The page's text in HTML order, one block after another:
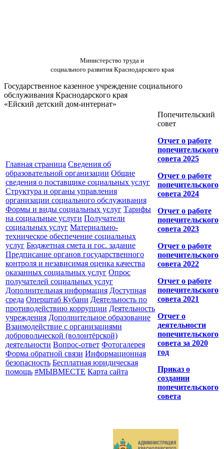
Министерство труда и
социального развития Краснодарского края
Государственное казенное учреждение социального
обслуживания Краснодарского края
«Ейский детский дом-интернат»
Главная страница Сведения об
образовательной организации Общие
сведения о поставщике социальных услуг
Структура и органы управления
организации социального обслуживания
Формы и виды социальных услуг Тарифы
на социальные услуги Получатели
социальных услуг Материально-
техническое обеспечение социальных
услуг Бюджетная смета и гос. задание
Предписание органов государственного
контроля и независимая оценка качества
оказанных социальных услуг Опрос
получателей социальных услуг
Дополнительная информация Доступная
среда Оперштаб Кубани Деятельность по
противодействию коррупции Деятельность
учреждения Дополнительное образование
Взаимодействие с организациями
добровольческой (волонтёрской)
деятельности Вопрос-ответ Фотогалерея
Форма обратной связи Информационная
безопасность Бесплатная юридическая
помощь #МЫВМЕСТЕ Карта сайта
Попечительский
совет
Отчет о работе
попечительского
совета 2025
Отчет о работе
попечительского
совета 2024
Отчет о работе
попечительского
совета 2023
Отчет о работе
попечительского
совета 2022
Отчет о работе
попечительского
совета 2021
Отчет о
деятельности
попечительского
совета за 2020
год
Приказ о
создании
попечительского
совета